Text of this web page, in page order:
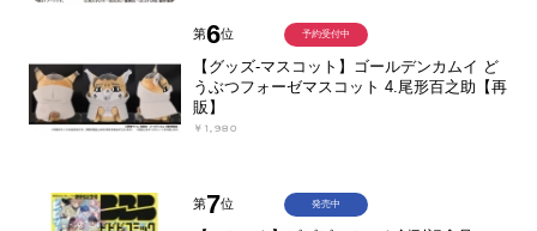
第6位
【グッズ-マスコット】ゴールデンカムイ ど
うぶつフォーゼマスコット 4.尾形百之助【再
販】
￥1,980
予約受付中
第7位 発売中